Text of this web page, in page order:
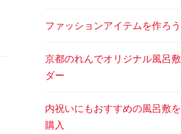
ファッションアイテムを作ろう
京都のれんでオリジナル風呂
ダー
内祝いにもおすすめの風呂敷
購入